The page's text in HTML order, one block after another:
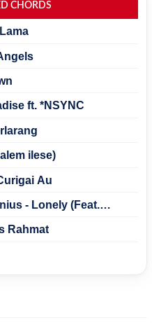
CHORDS
ft. *NSYNC
ilese)
Au
- Lonely (Feat.
Rahmat